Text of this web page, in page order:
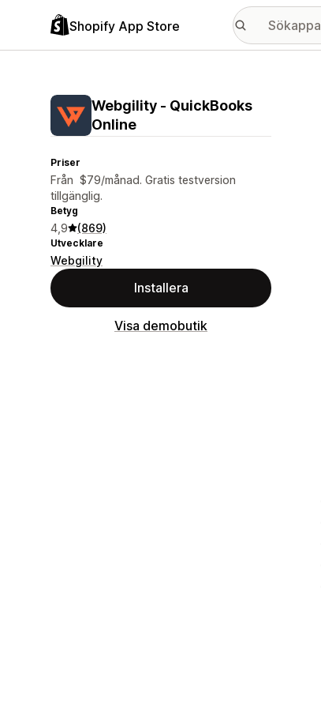
Shopify App Store
Webgility ‑ QuickBooks
Online
Priser
Från $79/månad. Gratis testversion
tillgänglig.
Betyg
4,9 (869)
Utvecklare
Webgility
Installera
Visa demobutik